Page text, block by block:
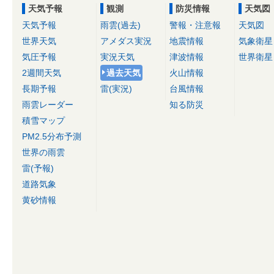
天気予報
天気予報
世界天気
気圧予報
2週間天気
長期予報
雨雲レーダー
積雪マップ
PM2.5分布予測
世界の雨雲
雷(予報)
道路気象
黄砂情報
観測
雨雲(過去)
アメダス実況
実況天気
過去天気
雷(実況)
防災情報
警報・注意報
地震情報
津波情報
火山情報
台風情報
知る防災
天気図
天気図
気象衛星
世界衛星